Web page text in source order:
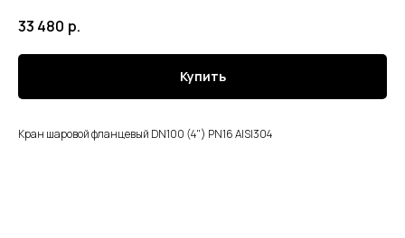
33 480 р.
Купить
Кран шаровой фланцевый DN100 (4") PN16 AISI304